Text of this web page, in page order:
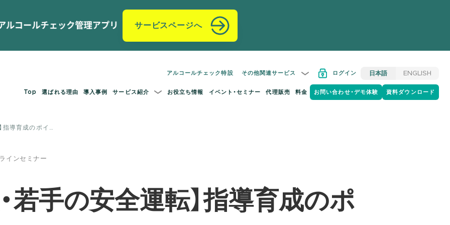
サービスページへ
アルコールチェック特設 その他関連サービス ログイン 日本語 ENGLISH
Top 選ばれる理由 導入事例 サービス紹介 お役立ち情報 イベント・セミナー 代理販売 料金 お問い合わせ・デモ体験 資料ダウンロード
指導育成のポイ…
インセミナー
若手の安全運転】指導育成のポ